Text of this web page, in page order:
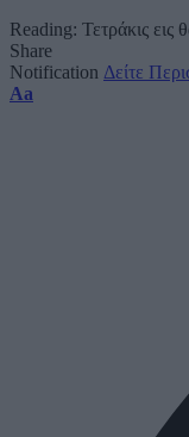
Reading: Τετράκις
Share
Notification Δείτε
Font
Aa